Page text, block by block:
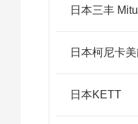
日本三丰
日本KETT